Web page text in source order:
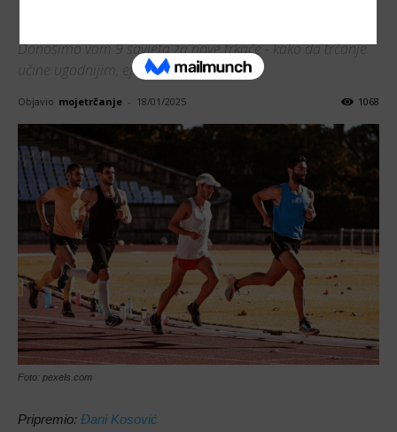
Donosimo vam 9 savjeta za nove trkače - kako da trčanje
učine ugodnijim, efikasnijim i održivim.
Objavio mojetrčanje - 18/01/2025 1068
Foto: pexels.com
Pripremio: Đani Kosović